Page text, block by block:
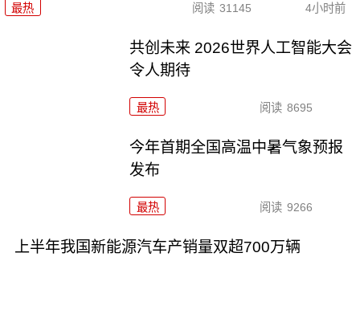
最热 阅读 31145 4小时前
共创未来 2026世界人工智能大会
令人期待
最热 阅读 8695
今年首期全国高温中暑气象预报
发布
最热 阅读 9266
上半年我国新能源汽车产销量双超700万辆